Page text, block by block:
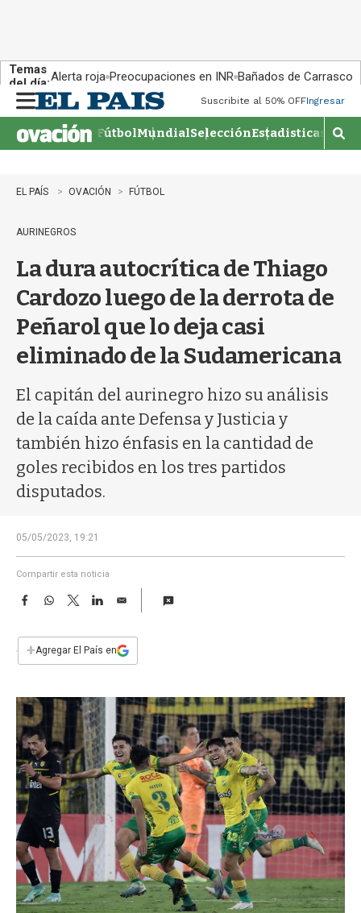
Temas
del día:Alerta roja Preocupaciones en INR Bañados de Carrasco
n
u
Suscribite al 50% OFFIngresar
FútbolMundialSelecciónEstadisticas
M
o
d
a
EL PAÍS OVACIÓN FÚTBOL
AURINEGROS
La dura autocrítica de Thiago
Cardozo luego de la derrota de
Peñarol que lo deja casi
eliminado de la Sudamericana
El capitán del aurinegro hizo su análisis
de la caída ante Defensa y Justicia y
también hizo énfasis en la cantidad de
goles recibidos en los tres partidos
disputados.
05/05/2023, 19:21
Compartir esta noticia
F
e
b
k
W
s
p
T
w
t
L
n
E
i
l
+Agregar El País en